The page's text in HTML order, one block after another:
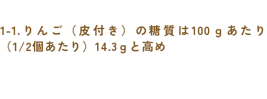
1-1.りんご（皮付き）の糖質は100ｇあたり
（1/2個あたり）14.3ｇと高め